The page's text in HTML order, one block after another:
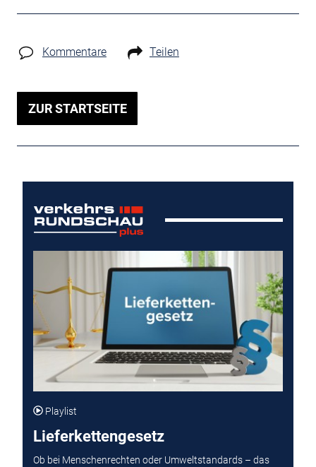
Kommentare Teilen
ZUR STARTSEITE
Playlist
Lieferkettengesetz
Ob bei Menschenrechten oder Umweltstandards – das